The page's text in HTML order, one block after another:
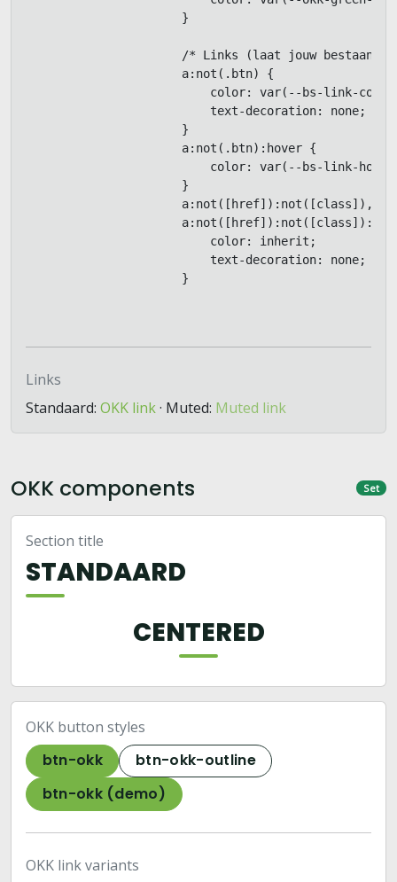
                      }
/* Links (laat jouw
                      a:not(.btn) {
color: var(--bs-link-
                          text-decoration: none;
                      }
                      a:not(.btn):hover {
color: var(--bs-link-
                      }
                      a:not([href]):not([class]),
                          color: inherit;
                          text-decoration: none;
                      }
Links
Standaard: OKK link· Muted: Muted link
OKK components Set
Section title
STANDAARD
CENTERED
OKK button styles
btn-okk
btn-okk-outline
btn-okk (demo)
OKK link variants